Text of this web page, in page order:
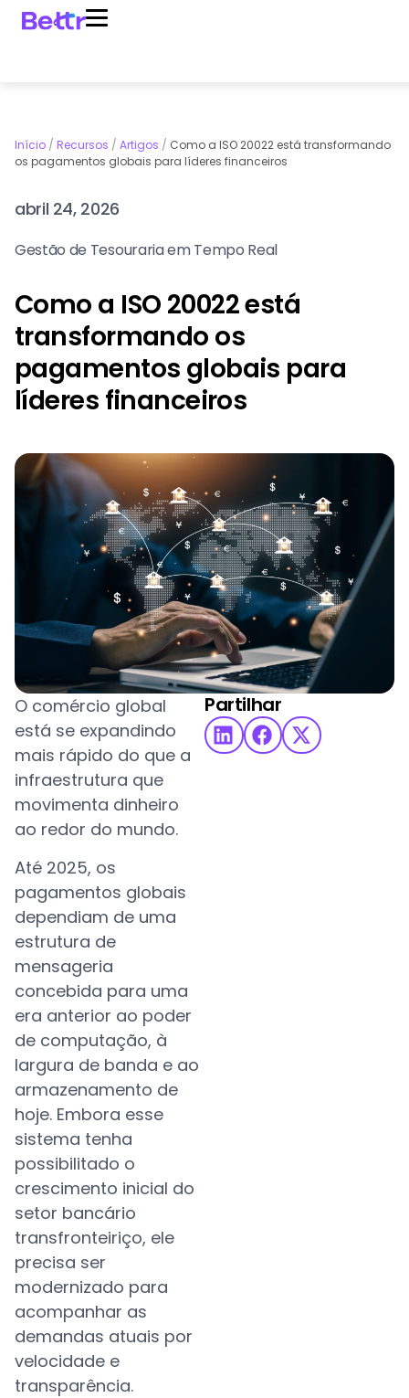
Início / Recursos / Artigos / Como a ISO 20022 está transformando
os pagamentos globais para líderes financeiros
abril 24, 2026
Gestão de Tesouraria em Tempo Real
Como a ISO 20022 está
transformando os
pagamentos globais para
líderes financeiros
Partilhar
O comércio global
está se expandindo
mais rápido do que a
infraestrutura que
movimenta dinheiro
ao redor do mundo.
Até 2025, os
pagamentos globais
dependiam de uma
estrutura de
mensageria
concebida para uma
era anterior ao poder
de computação, à
largura de banda e ao
armazenamento de
hoje. Embora esse
sistema tenha
possibilitado o
crescimento inicial do
setor bancário
transfronteiriço, ele
precisa ser
modernizado para
acompanhar as
demandas atuais por
velocidade e
transparência.